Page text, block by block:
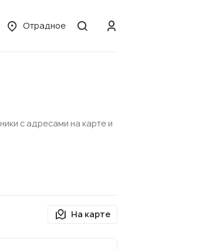
Отрадное
с адресами на карте и
На карте